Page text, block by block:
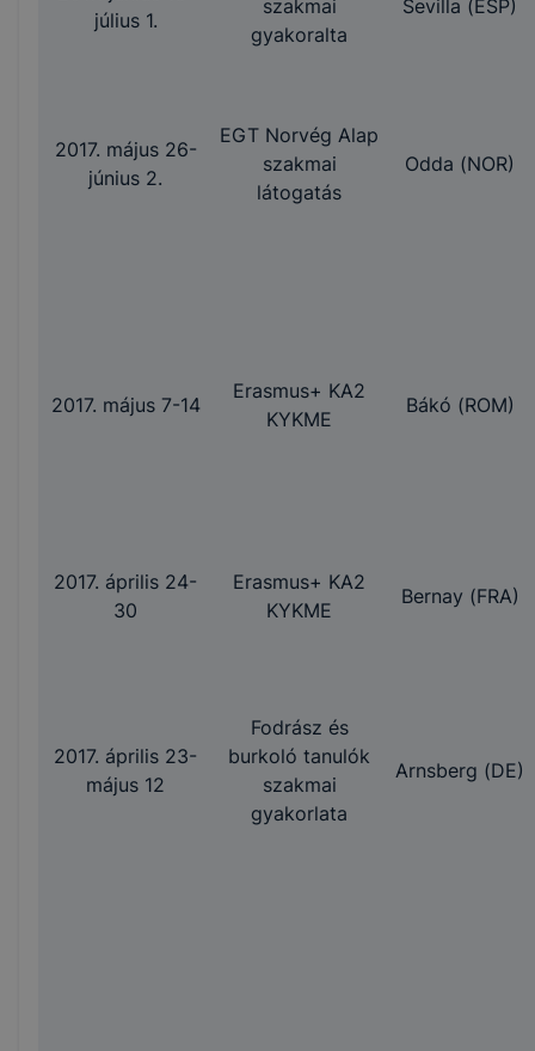
július 1.
szakmai
gyakoralta
Sevilla (ESP)
2017. május 26-
június 2.
EGT Norvég Alap
szakmai
látogatás
Odda (NOR)
2017. május 7-14
Erasmus+ KA2
KYKME
Bákó (ROM)
2017. április 24-
30
Erasmus+ KA2
KYKME
Bernay (FRA)
2017. április 23-
május 12
Fodrász és
burkoló tanulók
szakmai
gyakorlata
Arnsberg (DE)